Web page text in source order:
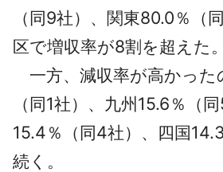
（同9社）、関東80.0％（
区で増収率が8割を超えた。
一方、減収率が高かった
（同1社）、九州15.6％（
15.4％（同4社）、四国
続く。